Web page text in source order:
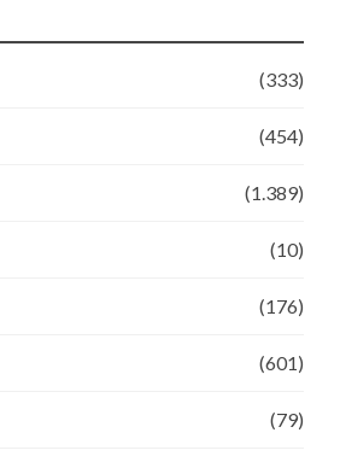
(333)
(454)
(1.389)
(10)
(176)
(601)
(79)